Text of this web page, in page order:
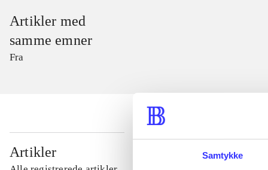
Samtykke
Artikler med
samme emner
Fra
Artikler